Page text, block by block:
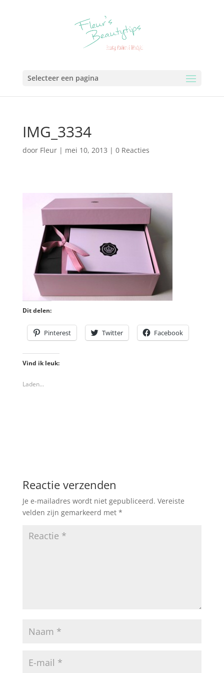
Selecteer een pagina
IMG_3334
door Fleur| mei 10, 2013 | 0 Reacties
Dit delen:
Pinterest Twitter Facebook
Vind ik leuk:
Laden...
Reactie verzenden
Je e-mailadres wordt niet gepubliceerd. Vereiste
velden zijn gemarkeerd met *